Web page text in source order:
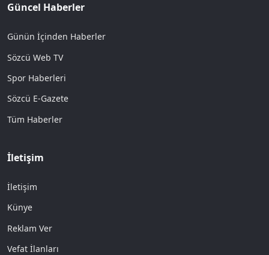
Güncel Haberler
Günün İçinden Haberler
Sözcü Web TV
Spor Haberleri
Sözcü E-Gazete
Tüm Haberler
İletişim
İletişim
Künye
Reklam Ver
Vefat İlanları